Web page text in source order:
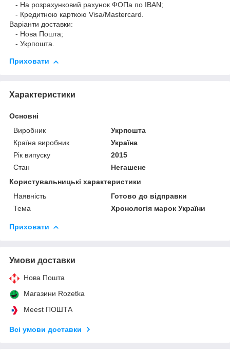
- На розрахунковий рахунок ФОПа по IBAN;
- Кредитною карткою Visa/Mastercard.
Варіанти доставки:
- Нова Пошта;
- Укрпошта.
Приховати
Характеристики
Основні
Виробник
Укрпошта
Країна виробник
Україна
Рік випуску
2015
Стан
Негашене
Користувальницькі характеристики
Наявність
Готово до відправки
Тема
Хронологія марок України
Приховати
Умови доставки
Нова Пошта
Магазини Rozetka
Meest ПОШТА
Всі умови доставки